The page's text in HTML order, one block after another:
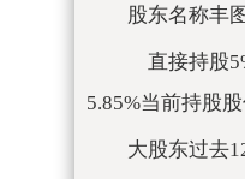
股东名称丰
直接持股
5.85%当前持股
大股东过去